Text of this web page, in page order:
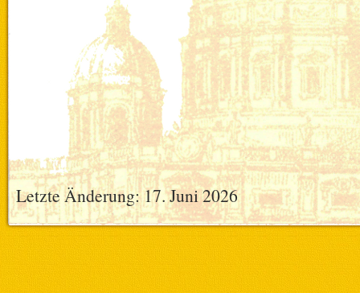
Letzte Änderung: 17. Juni 2026